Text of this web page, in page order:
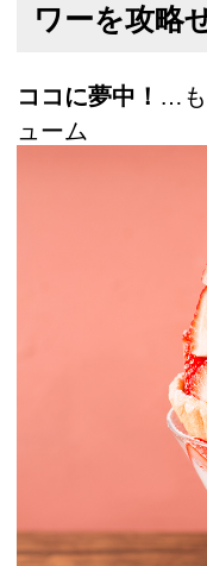
ワーを攻略
ココに夢中！ …も
ューム